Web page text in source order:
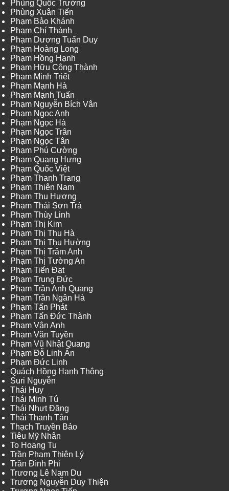
Phùng Quốc Trường
Phùng Xuân Tiến
Phạm Bảo Khánh
Phạm Chí Thành
Phạm Dương Tuấn Duy
Phạm Hoàng Long
Phạm Hồng Hạnh
Phạm Hữu Công Thành
Phạm Minh Triết
Phạm Mạnh Hà
Phạm Mạnh Tuấn
Phạm Nguyễn Bích Vân
Phạm Ngọc Anh
Phạm Ngọc Hà
Phạm Ngọc Trân
Phạm Ngọc Tân
Phạm Phú Cường
Phạm Quang Hưng
Phạm Quốc Việt
Phạm Thanh Trang
Phạm Thiên Nam
Phạm Thu Hương
Phạm Thái Sơn Trà
Phạm Thùy Linh
Phạm Thị Kim
Phạm Thị Thu Hà
Phạm Thị Thu Hường
Phạm Thị Trâm Anh
Phạm Thị Tường An
Phạm Tiến Đạt
Phạm Trung Đức
Phạm Trần Anh Quang
Phạm Trần Ngân Hà
Phạm Tấn Phát
Phạm Tấn Đức Thành
Phạm Vân Anh
Phạm Văn Tuyền
Phạm Vũ Nhật Quang
Phạm Đỗ Linh Ấn
Phạm Đức Linh
Quách Hồng Hanh Thông
Suri Nguyễn
Thái Huy
Thái Minh Tú
Thái Nhựt Đăng
Thái Thanh Tân
Thạch Truyền Bảo
Tiêu Mỹ Nhân
To Hoang Tu
Trần Phạm Thiên Lý
Trần Đình Phi
Trương Lê Nam Du
Trương Nguyễn Duy Thiện